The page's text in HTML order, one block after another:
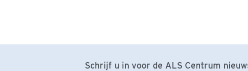
Schrijf u in voor de ALS Centrum